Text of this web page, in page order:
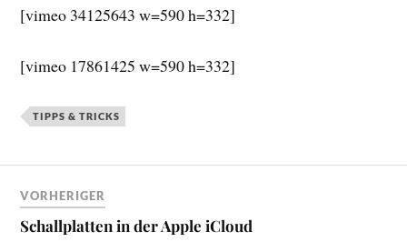
[vimeo 34125643 w=590 h=332]
[vimeo 17861425 w=590 h=332]
TIPPS & TRICKS
VORHERIGER
Schallplatten in der Apple iCloud